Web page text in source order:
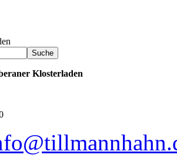
die
sind.
Potpourri professioneller Rezepte.
Küche. Nachkochbar, aber
Klosterladen